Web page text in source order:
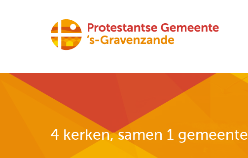
4 kerken, samen 1 gemeente